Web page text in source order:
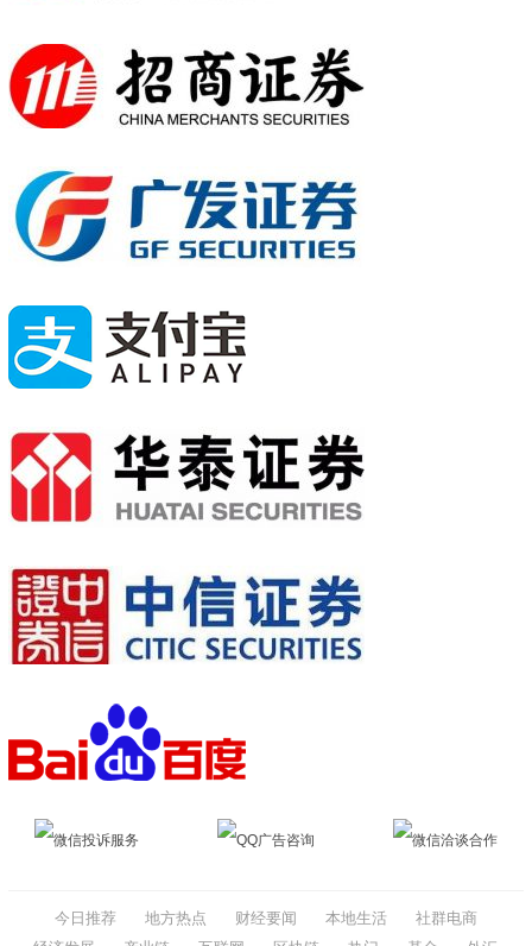
微信投诉服务 QQ广告咨询 微信洽谈合作
今日推荐 地方热点 财经要闻 本地生活
社群电商